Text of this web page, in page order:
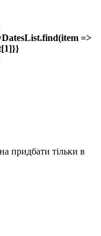
=>
придбати тільки в